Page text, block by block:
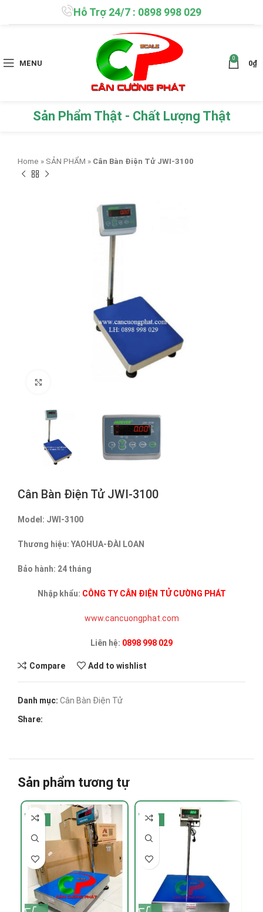
Hỗ Trợ 24/7 : 0898 998 029
MENU
0
0₫
Sản Phẩm Thật - Chất Lượng Thật
Home » SẢN PHẨM » Cân Bàn Điện Tử JWI-3100
Cân Bàn Điện Tử JWI-3100
Model: JWI-3100
Thương hiệu: YAOHUA-ĐÀI LOAN
Bảo hành: 24 tháng
Nhập khẩu: CÔNG TY CÂN ĐIỆN TỬ CƯỜNG PHÁT
www.cancuongphat.com
Liên hệ: 0898 998 029
Compare Add to wishlist
Danh mục: Cân Bàn Điện Tử
Share:
Sản phẩm tương tự
-13% -17%